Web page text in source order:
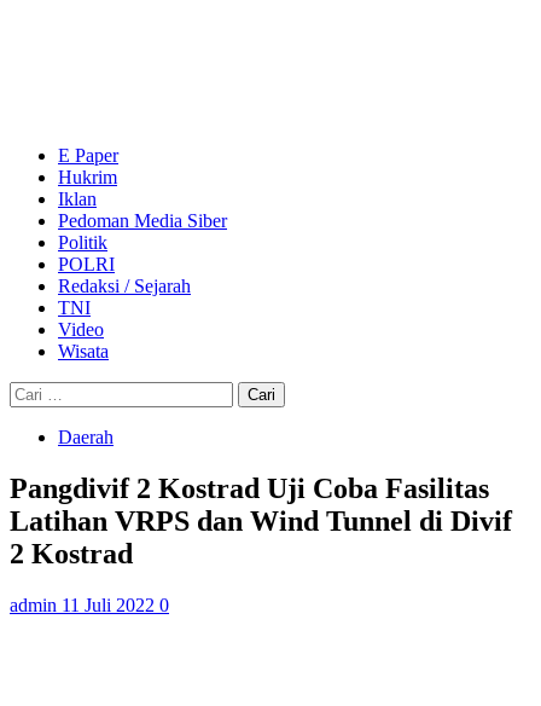
E Paper
Hukrim
Iklan
Pedoman Media Siber
Politik
POLRI
Redaksi / Sejarah
TNI
Video
Wisata
Cari
untuk:
Daerah
Pangdivif 2 Kostrad Uji Coba Fasilitas
Latihan VRPS dan Wind Tunnel di Divif
2 Kostrad
admin 11 Juli 2022 0